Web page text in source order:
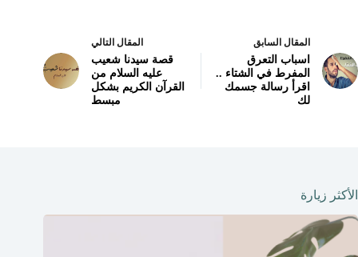
المقال السابق
اسباب التعرق
المفرط في الشتاء ..
اقرأ رسالة جسمك
لك
المقال التالي
قصة سيدنا شعيب
عليه السلام من
القرآن الكريم بشكل
مبسط
الأكثر زيارة